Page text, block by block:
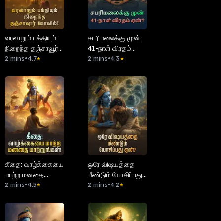
வரலாறும் பக்தியும்
நிறைந்த தஞ்சாவூர்
கோவில்!
2 mins•4.7★
சபரிமலைக்கு முன்
41-நாள் விரதம்
ஏன்?
2 mins•4.3★
கீதை: வாழ்க்கையை
மாற்ற மனதை
மாற்றுங்கள்!
2 mins•4.5★
ஒரே விஷயத்தை
மீண்டும் யோசிப்பது
ஏன்?
2 mins•4.2★